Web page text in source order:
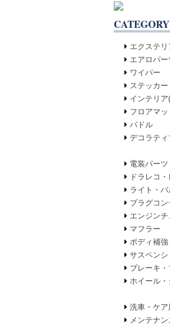
CATEGORY
エクステ
エアロパー
ワイパー
ステッカー
インテリア
フロアマッ
パドル
デコラテ
電装パーツ
ドラレコ
ライト・バ
プラグコン
エンジン
マフラー
ボディ補
サスペンシ
ブレーキ
ホイール・
洗車・ケア
メンテナン